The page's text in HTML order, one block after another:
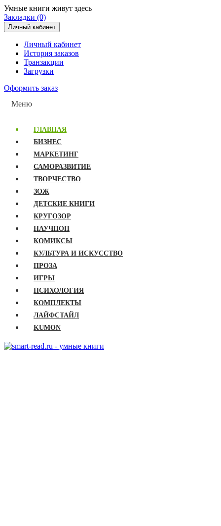
Умные книги живут здесь
Закладки (0)
Личный кабинет
Личный кабинет
История заказов
Транзакции
Загрузки
Оформить заказ
Меню
ГЛАВНАЯ
БИЗНЕС
МАРКЕТИНГ
САМОРАЗВИТИЕ
ТВОРЧЕСТВО
ЗОЖ
ДЕТСКИЕ КНИГИ
КРУГОЗОР
НАУЧПОП
КОМИКСЫ
КУЛЬТУРА И ИСКУССТВО
ПРОЗА
ИГРЫ
ПСИХОЛОГИЯ
КОМПЛЕКТЫ
ЛАЙФСТАЙЛ
KUMON